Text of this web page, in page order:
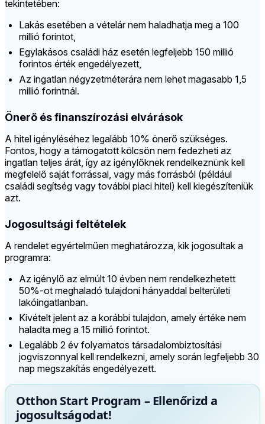
tekintetében:
Lakás esetében a vételár nem haladhatja meg a 100
millió forintot,
Egylakásos családi ház esetén legfeljebb 150 millió
forintos érték engedélyezett,
Az ingatlan négyzetméterára nem lehet magasabb 1,5
millió forintnál.
Önerő és finanszírozási elvárások
A hitel igényléséhez legalább 10% önerő szükséges.
Fontos, hogy a támogatott kölcsön nem fedezheti az
ingatlan teljes árát, így az igénylőknek rendelkeznünk kell
megfelelő saját forrással, vagy más forrásból (például
családi segítség vagy további piaci hitel) kell kiegészíteniük
azt.
Jogosultsági feltételek
A rendelet egyértelműen meghatározza, kik jogosultak a
programra:
Az igénylő az elmúlt 10 évben nem rendelkezhetett
50%-ot meghaladó tulajdoni hányaddal belterületi
lakóingatlanban.
Kivételt jelent az a korábbi tulajdon, amely értéke nem
haladta meg a 15 millió forintot.
Legalább 2 év folyamatos társadalombiztosítási
jogviszonnyal kell rendelkezni, amely során legfeljebb 30
nap megszakítás engedélyezett.
Otthon Start Program – Ellenőrizd a
jogosultságodat!